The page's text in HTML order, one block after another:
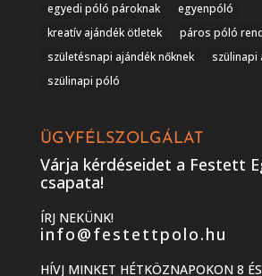
egyedi póló pároknak
egyenpóló
kreatív ajándék ötletek
páros póló
születésnapi ajándék nőknek
szülinapi
szülinapi póló
ÜGYFÉLSZOLGÁLAT
Várja kérdéseidet a Festett
csapata!
ÍRJ NEKÜNK!
info@festettpolo.hu
HÍVJ MINKET HÉTKÖZNAPOKON 8